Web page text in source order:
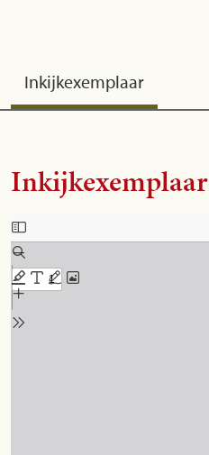
Inkijkexemplaar
Inkijkexemplaar
Skip to PDF content